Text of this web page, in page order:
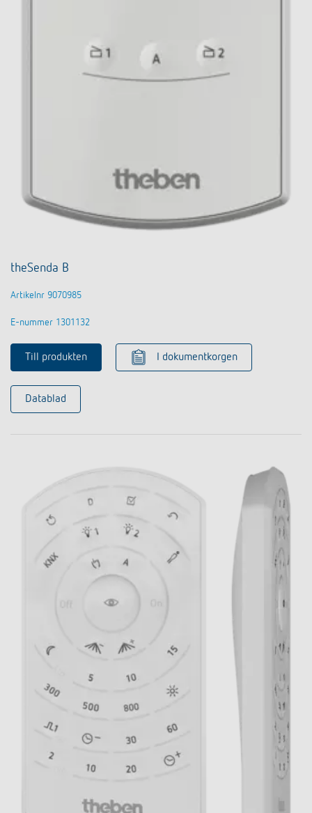
theSenda B
Artikelnr 9070985
E-nummer 1301132
Till produkten I dokumentkorgen
Datablad